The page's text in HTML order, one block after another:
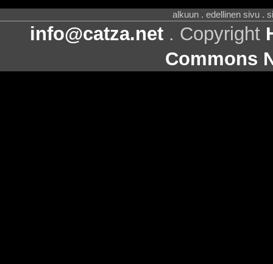
alkuun . edellinen sivu .
info@catza.net . Copyright
Commons